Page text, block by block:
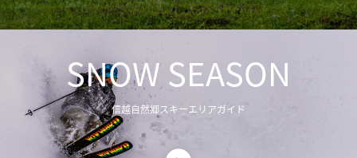
SNOW SEASON
信越自然郷スキーエリアガイド